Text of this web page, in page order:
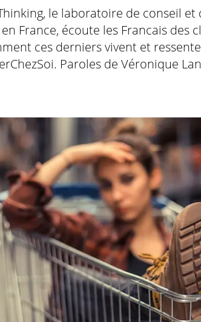
le laboratoire de conseil et
France, écoute les Francais des
ces derniers vivent et
Paroles de Véronique